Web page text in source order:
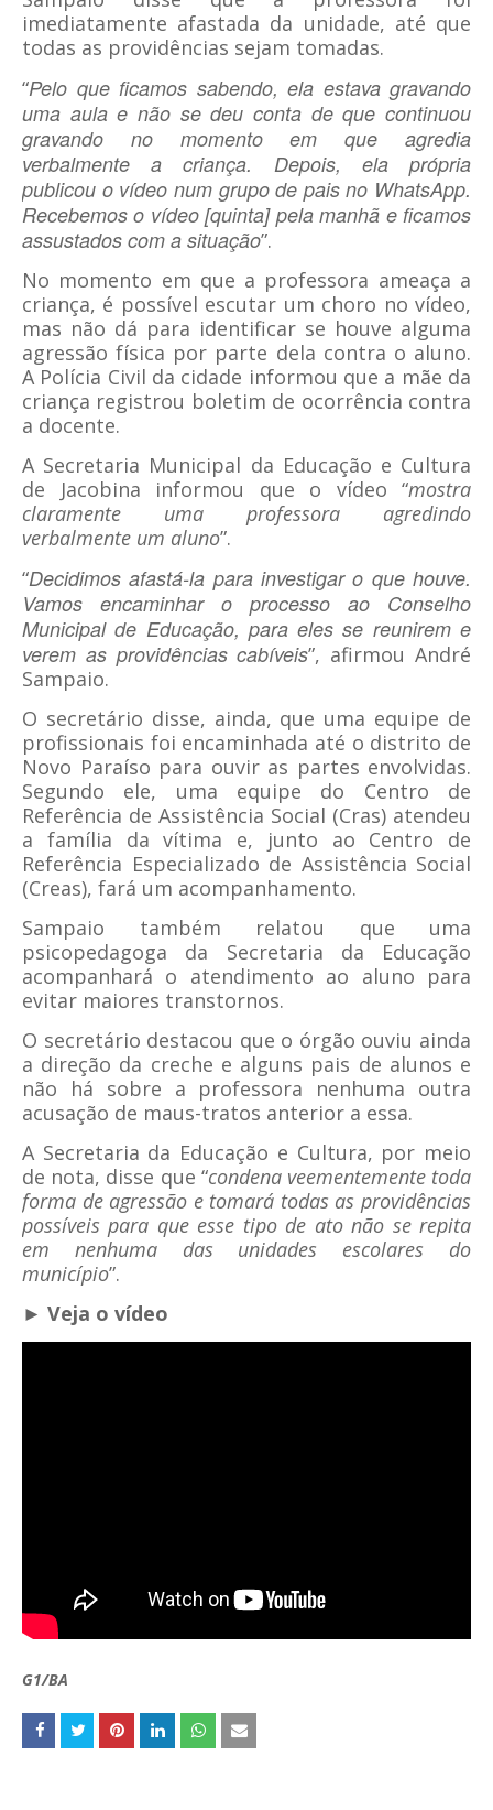
imediatamente afastada da unidade, até que
todas as providências sejam tomadas.
“Pelo que ficamos sabendo, ela estava gravando
uma aula e não se deu conta de que continuou
gravando no momento em que agredia
verbalmente a criança. Depois, ela própria
publicou o vídeo num grupo de pais no WhatsApp.
Recebemos o vídeo [quinta] pela manhã e ficamos
assustados com a situação”.
No momento em que a professora ameaça a
criança, é possível escutar um choro no vídeo,
mas não dá para identificar se houve alguma
agressão física por parte dela contra o aluno.
A Polícia Civil da cidade informou que a mãe da
criança registrou boletim de ocorrência contra
a docente.
A Secretaria Municipal da Educação e Cultura
de Jacobina informou que o vídeo “mostra
claramente uma professora agredindo
verbalmente um aluno”.
“Decidimos afastá-la para investigar o que houve.
Vamos encaminhar o processo ao Conselho
Municipal de Educação, para eles se reunirem e
verem as providências cabíveis”, afirmou André
Sampaio.
O secretário disse, ainda, que uma equipe de
profissionais foi encaminhada até o distrito de
Novo Paraíso para ouvir as partes envolvidas.
Segundo ele, uma equipe do Centro de
Referência de Assistência Social (Cras) atendeu
a família da vítima e, junto ao Centro de
Referência Especializado de Assistência Social
(Creas), fará um acompanhamento.
Sampaio também relatou que uma
psicopedagoga da Secretaria da Educação
acompanhará o atendimento ao aluno para
evitar maiores transtornos.
O secretário destacou que o órgão ouviu ainda
a direção da creche e alguns pais de alunos e
não há sobre a professora nenhuma outra
acusação de maus-tratos anterior a essa.
A Secretaria da Educação e Cultura, por meio
de nota, disse que “condena veementemente toda
forma de agressão e tomará todas as providências
possíveis para que esse tipo de ato não se repita
em nenhuma das unidades escolares do
município”.
► Veja o vídeo
G1/BA